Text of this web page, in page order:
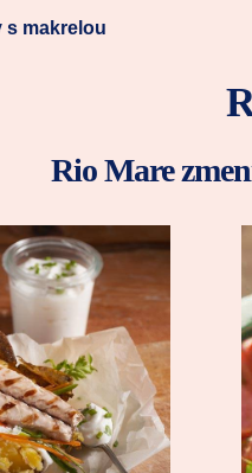
s makrelou
Rio Mare